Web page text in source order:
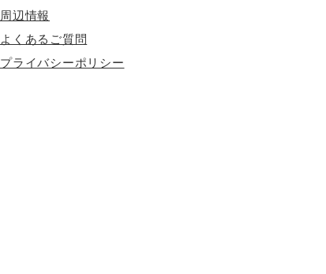
周辺情報
よくあるご質問
プライバシーポリシー